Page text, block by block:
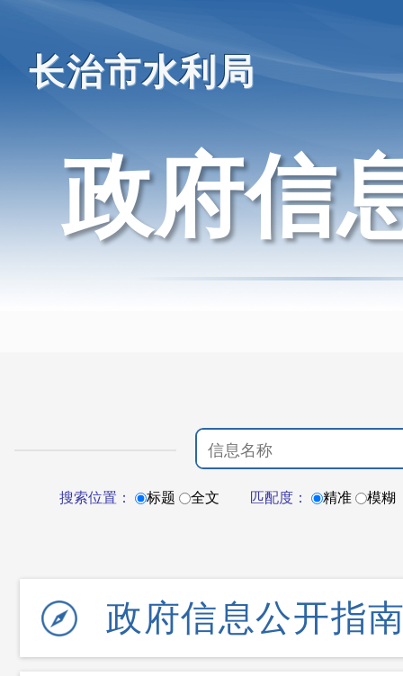
长治市水利局
政府信
搜索位置： 标题 全文 匹配度： 精准 模糊
政府信息公开指